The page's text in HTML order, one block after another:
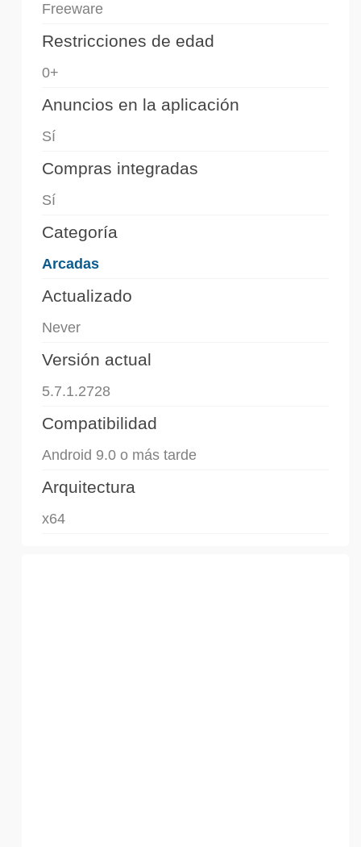
Freeware
Restricciones de edad
0+
Anuncios en la aplicación
Sí
Compras integradas
Sí
Categoría
Arcadas
Actualizado
Never
Versión actual
5.7.1.2728
Compatibilidad
Android 9.0 o más tarde
Arquitectura
x64